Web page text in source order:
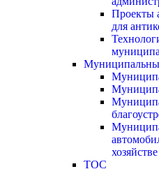
Проекты
для
хозяйстве
ТОС